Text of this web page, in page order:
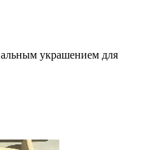
украшением для